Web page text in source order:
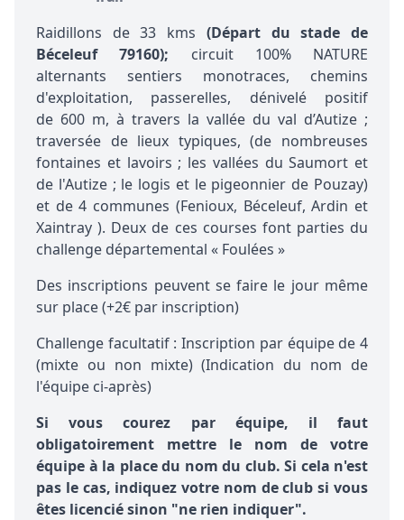
Raidillons de 33 kms (Départ du stade de
Béceleuf 79160); circuit 100% NATURE
alternants sentiers monotraces, chemins
d'exploitation, passerelles, dénivelé positif
de 600 m, à travers la vallée du val d’Autize ;
traversée de lieux typiques, (de nombreuses
fontaines et lavoirs ; les vallées du Saumort et
de l'Autize ; le logis et le pigeonnier de Pouzay)
et de 4 communes (Fenioux, Béceleuf, Ardin et
Xaintray ). Deux de ces courses font parties du
challenge départemental « Foulées »
Des inscriptions peuvent se faire le jour même
sur place (+2€ par inscription)
Challenge facultatif : Inscription par équipe de 4
(mixte ou non mixte) (Indication du nom de
l'équipe ci-après)
Si vous courez par équipe, il faut
obligatoirement mettre le nom de votre
équipe à la place du nom du club. Si cela n'est
pas le cas, indiquez votre nom de club si vous
êtes licencié sinon "ne rien indiquer".